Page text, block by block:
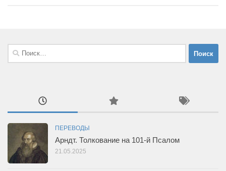
Найти:
ПЕРЕВОДЫ
Арндт. Толкование на 101-й Псалом
21.05.2025